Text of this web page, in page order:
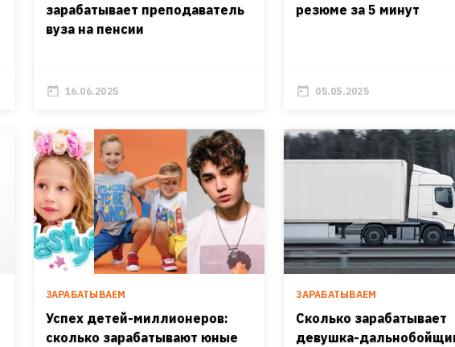
зарабатывает преподаватель
вуза на пенсии
16.06.2025
резюме за 5 минут
05.05.2025
ЗАРАБАТЫВАЕМ
Успех детей-миллионеров:
сколько зарабатывают юные
ЗАРАБАТЫВАЕМ
Сколько зарабатывает
девушка-